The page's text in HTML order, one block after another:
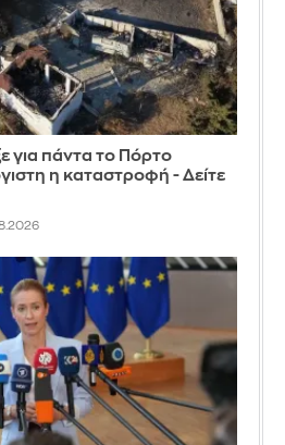
για πάντα το Πόρτο
η καταστροφή - Δείτε